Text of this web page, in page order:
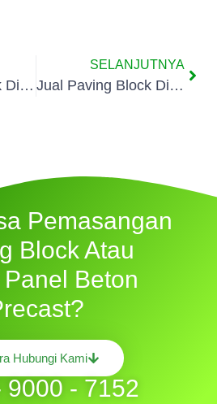
Jual Paving Block Di Gandasari
SELANJUTNYA
Jual Paving Block Di Keroncong
Pemasangan
Block Atau
Beton
Hubungi Kami
9000 - 7152